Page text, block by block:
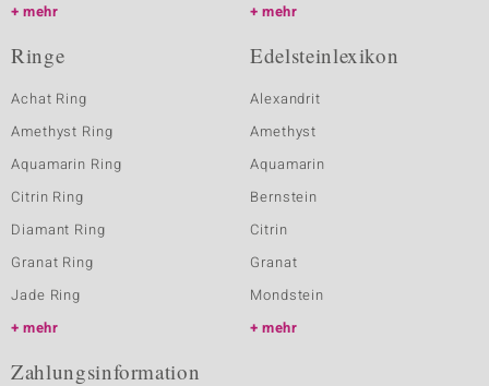
mehr
mehr
Ringe
Achat Ring
Amethyst Ring
Aquamarin Ring
Citrin Ring
Diamant Ring
Granat Ring
Jade Ring
mehr
Edelsteinlexikon
Alexandrit
Amethyst
Aquamarin
Bernstein
Citrin
Granat
Mondstein
mehr
Zahlungsinformation